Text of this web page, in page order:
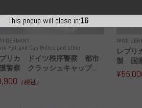
GERMANY
Hat and Cap Police and other
リカ ドイツ秩序警察 都市
警察 クラッシュキャップ...
（税込）
WWII
レプリ
製 国
This popup will close in:15